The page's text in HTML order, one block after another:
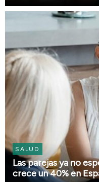
atención (TDAH),
SALUD
Las parejas ya no
crece un 40% en